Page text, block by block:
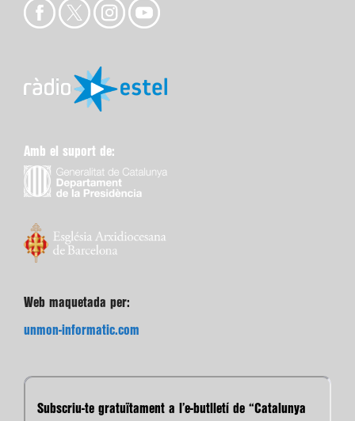
Amb el suport de:
Web maquetada per:
unmon-informatic.com
Subscriu-te gratuïtament a l’e-butlletí de “Catalunya